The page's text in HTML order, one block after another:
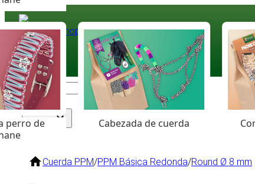
Paracord
Coloured Cord Paradise
Surtido
perro de
Cabezada de cuerda
Cuerda PPM/PPM Básica Redonda/Round Ø 8 mm